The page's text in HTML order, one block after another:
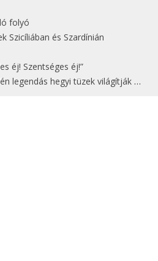
folyó
Szicíliában és Szardínián
éj! Szentséges éj!”
hegyi tüzek világítják meg Zugspitzét